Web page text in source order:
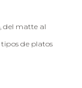
del matte al
de platos